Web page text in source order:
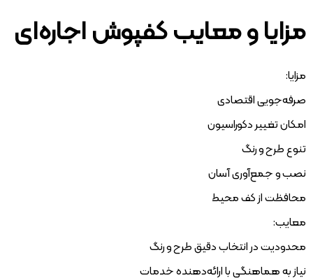
مزایا و معایب کفپوش اجاره‌ای
مزایا:
صرفه‌جویی اقتصادی
امکان تغییر دکوراسیون
تنوع طرح و رنگ
نصب و جمع‌آوری آسان
محافظت از کف محیط
معایب:
محدودیت در انتخاب دقیق طرح و رنگ
نیاز به هماهنگی با ارائه‌دهنده خدمات